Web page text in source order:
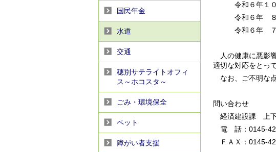
国民年金
水道
交通
穂別サテライトオフィ
ス～ホコスタ～
ごみ・環境保全
ペット
障がい者支援
令和６年１０月
令和６年 ８月
令和６年 ７月
人の健康に悪影
適切な対応をとっ
なお、ご不明な
問い合わせ
経済建設課 上下
電 話：0145-
ＦＡＸ：0145-